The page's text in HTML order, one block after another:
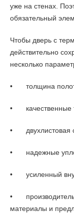
уже на стенах.
обязательный
Чтобы дверь с
действительно
несколько
• толщина
•
• двухлистовая
• надежные
• усиленный
•
материалы и